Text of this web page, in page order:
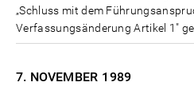
„Schluss mit dem
Verfassungsänderung Artikel 1"
7. NOVEMBER 1989